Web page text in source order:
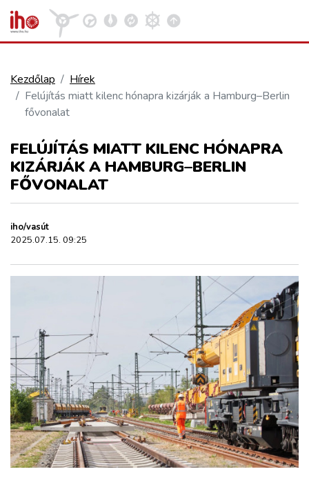
VASÚT
KÖZÚT
REPÜLÉS
KÖZLEKEDÉSFEJLESZTÉS
HAJÓZÁS
BLOG
ARCHÍVUM
Kezdőlap
Hírek
Felújítás miatt kilenc hónapra kizárják a Hamburg–Berlin
fővonalat
FELÚJÍTÁS MIATT KILENC HÓNAPRA
KIZÁRJÁK A HAMBURG–BERLIN
FŐVONALAT
iho/vasút
2025.07.15. 09:25